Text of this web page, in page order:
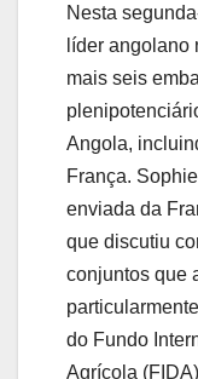
Nesta
líder angolano
mais seis
Angola,
França.
enviada da
que discutiu
conjuntos que
do Fundo
Agrícola